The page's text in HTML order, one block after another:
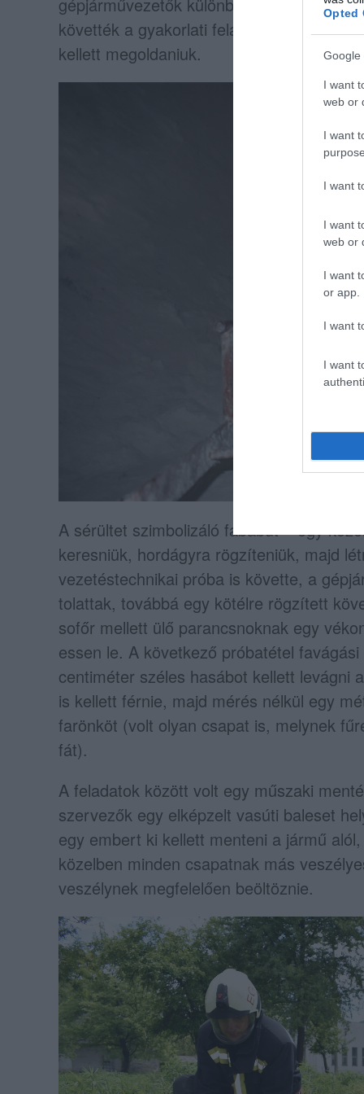
Opted
Google
I want
web or
I want
I want
I want
web or
I want
or app.
I want
I want
követték a gyakorlati feladatok, a
kellett megoldaniuk.
A sérültet szimbolizáló fabábut – egy
keresniük, hordágyra rögzíteniük, majd
vezetéstechnikai próba is követte, a
tolattak, továbbá egy kötélre rögzített
sofőr mellett ülő parancsnoknak egy
essen le. A következő próbatétel
centiméter széles hasábot kellett levágni
is kellett férnie, majd mérés nélkül egy
farönköt (volt olyan csapat is, melynek
fát).
A feladatok között volt egy műszaki
szervezők egy elképzelt vasúti baleset
egy embert ki kellett menteni a jármű
közelben minden csapatnak más
veszélynek megfelelően beöltöznie.